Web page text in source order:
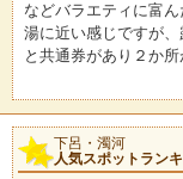
などバラエティに富
湯に近い感じですが
と共通券があり２か所
下呂・濁河
人気スポットラン